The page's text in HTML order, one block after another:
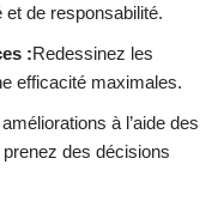
de responsabilité.
:Redessinez les
efficacité maximales.
à l’aide des
des décisions